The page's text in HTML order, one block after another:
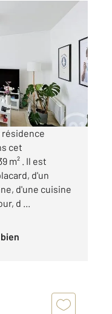
résidence
cet
m² . Il est
d'un
d'une cuisine
d ...